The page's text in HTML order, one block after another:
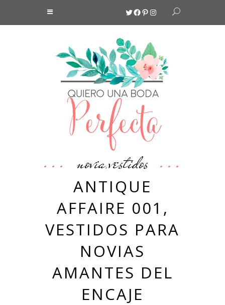
Twitter
Facebook
Pinterest
Instagram
novia,vestidos
ANTIQUE
AFFAIRE 001,
VESTIDOS PARA
NOVIAS
AMANTES DEL
ENCAJE